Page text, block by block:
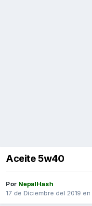
Aceite 5w40
Por NepalHash
17 de Diciembre del 2019 en